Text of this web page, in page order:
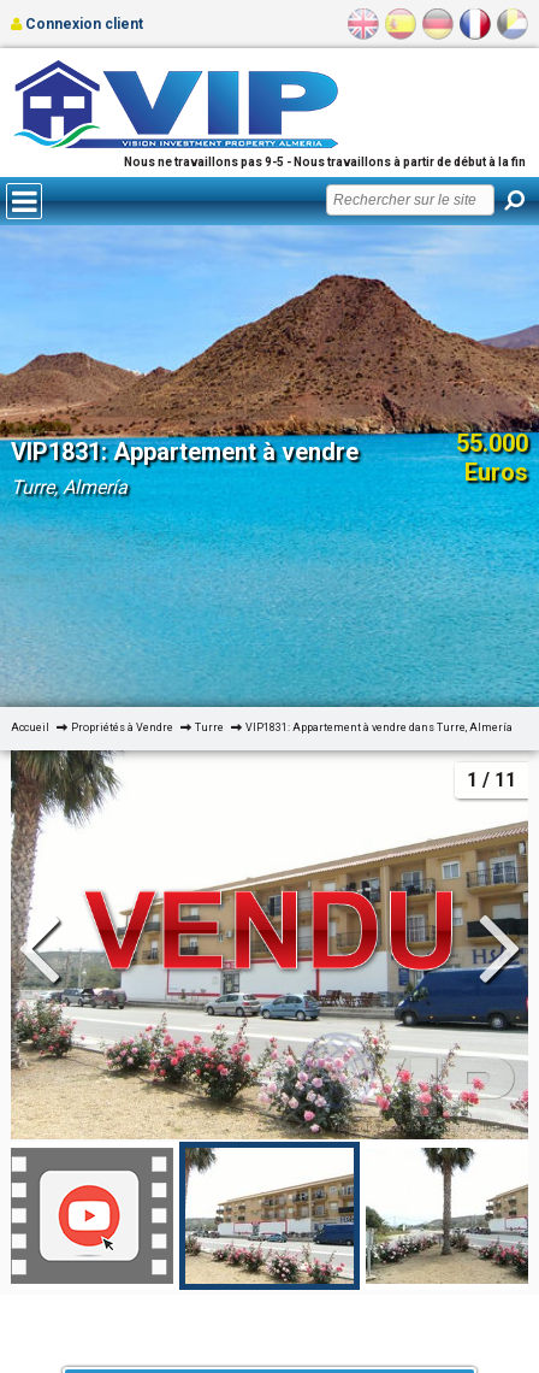
Nous ne travaillons pas 9-5 - Nous travaillons à partir de début à la fin
Connexion client
VIP1831: Appartement à vendre
Turre, Almería
55.000
Euros
Accueil Propriétés à Vendre Turre VIP1831: Appartement à vendre dans Turre, Almería
1 / 11